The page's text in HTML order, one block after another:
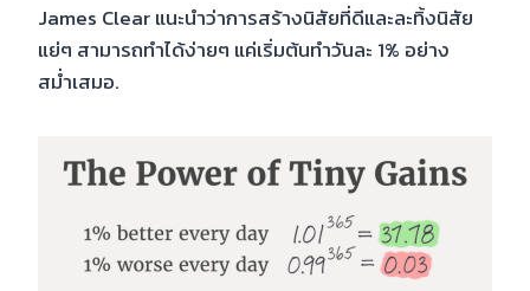
James Clear แนะนำว่าการสร้างนิสัยที่ดีและละทิ้งนิสัย
แย่ๆ สามารถทำได้ง่ายๆ แค่เริ่มต้นทำวันละ 1% อย่าง
สม่ำเสมอ.